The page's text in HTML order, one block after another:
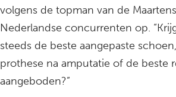
volgens de topman van de
Nederlandse concurrenten op.
steeds de beste aangepaste
prothese na amputatie of de beste
aangeboden?”